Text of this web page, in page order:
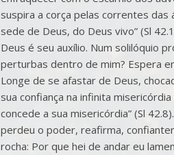
suspira a corça pelas correntes das
sede de Deus, do Deus vivo” (Sl
Deus é seu auxílio. Num solilóquio
perturbas dentro de mim? Espera
Longe de se afastar de Deus,
sua confiança na infinita
concede a sua misericórdia” (Sl
perdeu o poder, reafirma,
rocha: Por que hei de andar eu